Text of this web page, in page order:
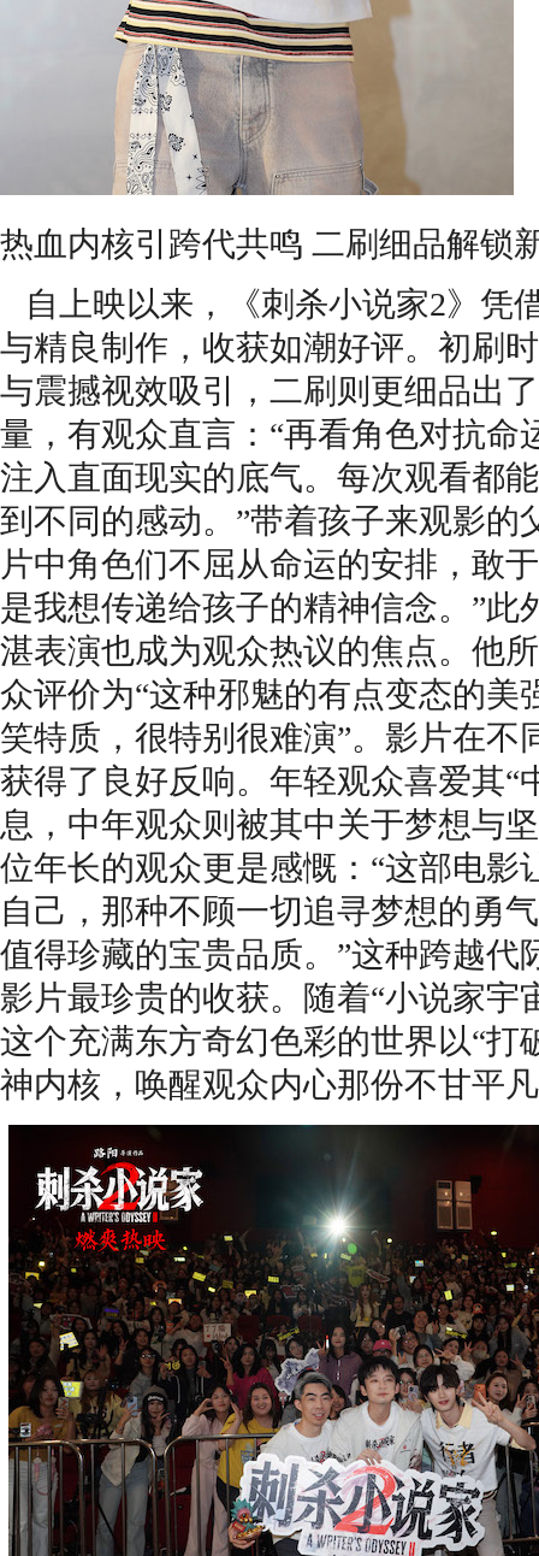
热血内核引跨代共鸣 二刷细品解锁
自上映以来，《刺杀小说家2》凭
与精良制作，收获如潮好评。 初刷时
与震撼视效吸引，二刷则更细品出
量，有观众直言 ：“再看角色对抗
注入直面现实的底气。 每次观看都
到不同的感动。 ”带着孩子来观影的
片中角色们不屈从命运的安排，敢
是我想传递给孩子的精神信念。”此
湛表演也成为观众热议的焦点。他
众评价为“这种邪魅的有点变态的美
笑特质，很特别很难演”。影片在不
获得了良好反响。年轻观众喜爱其“
息，中年观众则被其中关于梦想与
位年长的观众更是感慨 ：“这部电
自己，那种不顾一切追寻梦想的勇
值得珍藏的宝贵品质。”这种跨越代
影片最珍贵的收获。
随着“小说家宇
这个充满东方奇幻色彩的世界以“打
神内核，唤醒观众内心那份不甘平